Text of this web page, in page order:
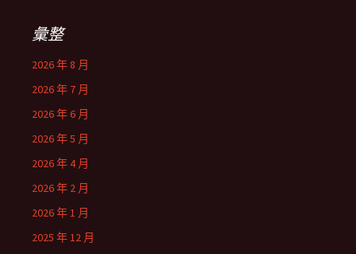
彙整
2026 年 8 月
2026 年 7 月
2026 年 6 月
2026 年 5 月
2026 年 4 月
2026 年 2 月
2026 年 1 月
2025 年 12 月